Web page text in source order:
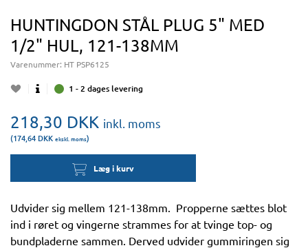
HUNTINGDON STÅL PLUG 5" MED
1/2" HUL, 121-138MM
Varenummer: HT PSP6125
1 - 2 dages levering
218,30 DKK inkl. moms
(174,64 DKK ekskl. moms)
Læg i kurv
Udvider sig mellem 121-138mm. Propperne sættes blot
ind i røret og vingerne strammes for at tvinge top- og
bundpladerne sammen. Derved udvider gummiringen sig